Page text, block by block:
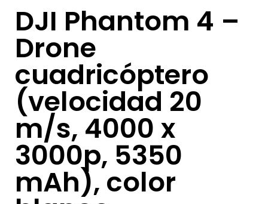
DJI Phantom 4 –
Drone
cuadricóptero
(velocidad 20
m/s, 4000 x
3000p, 5350
mAh), color